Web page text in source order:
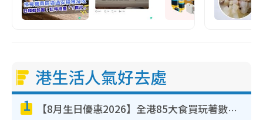
港生活人氣好去處
1 【8月生日優惠2026】全港85大食買玩著數攻略 自助餐/火鍋放題同行免費＋誠品/DONKI送現金券